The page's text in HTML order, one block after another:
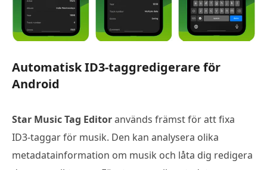
Automatisk ID3-taggredigerare för
Android
Star Music Tag Editoranvänds främst för att fixa
ID3-taggar för musik. Den kan analysera olika
metadatainformation om musik och låta dig redigera